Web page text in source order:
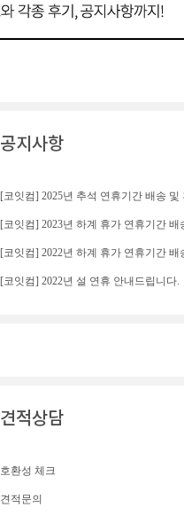
공지사항
[코잇컴] 2025년 추석 연휴기간 배송 및
[코잇컴] 2022년 설 연휴 안내드립니다.
견적상담
호환성 체크
견적문의